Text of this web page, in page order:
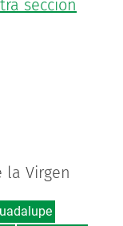
sección
la Virgen